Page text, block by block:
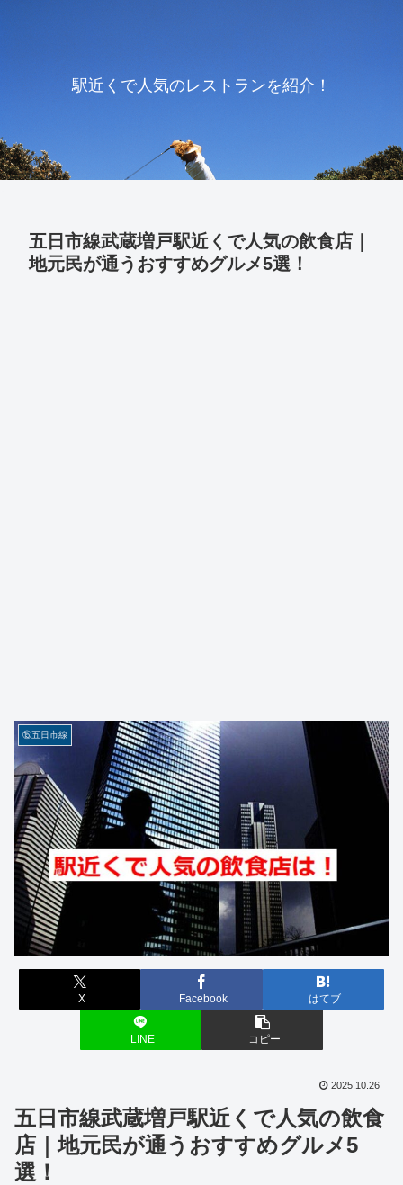
駅近くで人気のレストランを紹介！
五日市線武蔵増戸駅近くで人気の飲食店｜
地元民が通うおすすめグルメ5選！
⑮五日市線
X Facebook はてブ
LINE コピー
2025.10.26
五日市線武蔵増戸駅近くで人気の飲食
店｜地元民が通うおすすめグルメ5
選！